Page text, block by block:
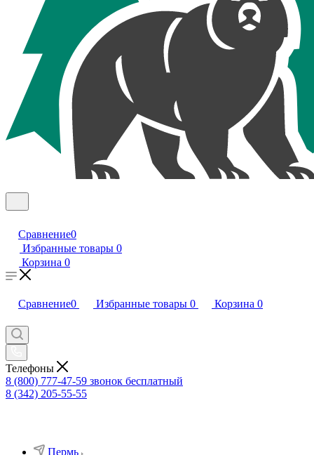
Сравнение0
Избранные товары 0
Корзина 0
Сравнение0 Избранные товары 0 Корзина 0
Телефоны
8 (800) 777-47-59 звонок бесплатный
8 (342) 205-55-55
Пермь